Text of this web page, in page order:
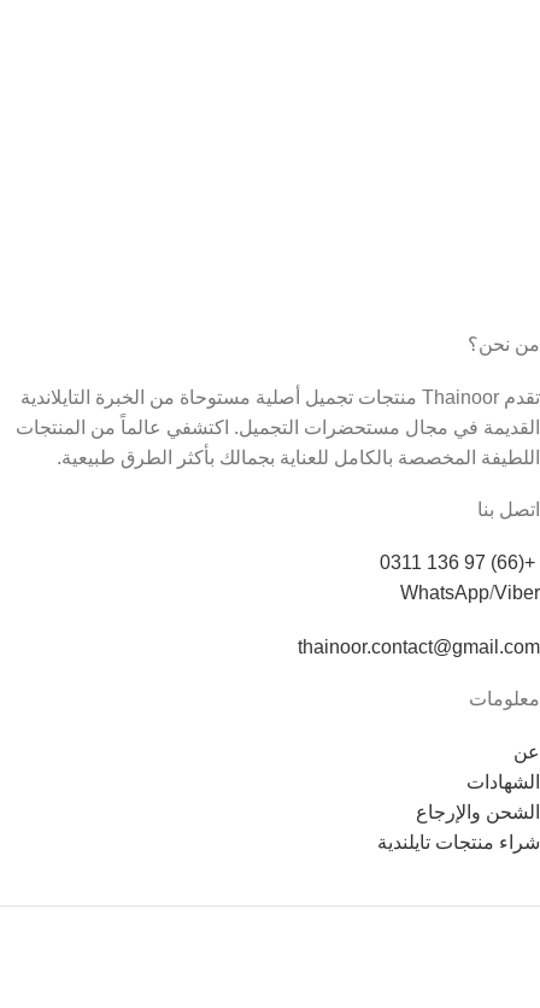
من نحن؟
تقدم Thainoor منتجات تجميل أصلية مستوحاة من الخبرة التايلاندية
القديمة في مجال مستحضرات التجميل. اكتشفي عالماً من المنتجات
اللطيفة المخصصة بالكامل للعناية بجمالك بأكثر الطرق طبيعية.
اتصل بنا
+(66) 97 136 0311
WhatsApp/Viber
thainoor.contact@gmail.com
معلومات
عن
الشهادات
الشحن والإرجاع
شراء منتجات تايلندية